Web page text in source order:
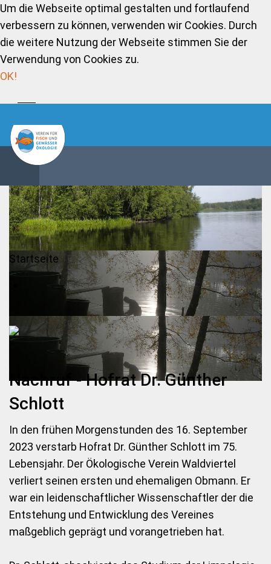
Um die Webseite optimal gestalten und fortlaufend
verbessern zu können, verwenden wir Cookies. Durch
die weitere Nutzung der Webseite stimmen Sie der
Verwendung von Cookies zu.
OK!
Startseite
Nachruf - Hofrat Dr. Günther
Schlott
In den frühen Morgenstunden des 16. September
2023 verstarb Hofrat Dr. Günther Schlott im 75.
Lebensjahr. Der Ökologische Verein Waldviertel
verliert seinen ersten und ehemaligen Obmann. Er
war ein leidenschaftlicher Wissenschaftler der die
Entstehung und Entwicklung des Vereines
maßgeblich geprägt und vorangetrieben hat.